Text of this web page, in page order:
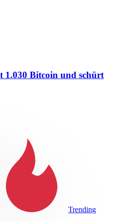
1.030 Bitcoin und schürt
Trending